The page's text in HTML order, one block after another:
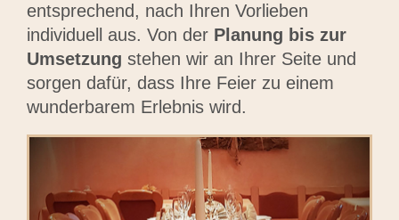
entsprechend, nach Ihren Vorlieben
individuell aus. Von der Planung bis zur
Umsetzung stehen wir an Ihrer Seite und
sorgen dafür, dass Ihre Feier zu einem
wunderbarem Erlebnis wird.